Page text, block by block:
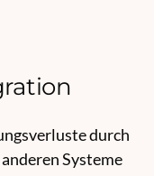
durch
Systeme